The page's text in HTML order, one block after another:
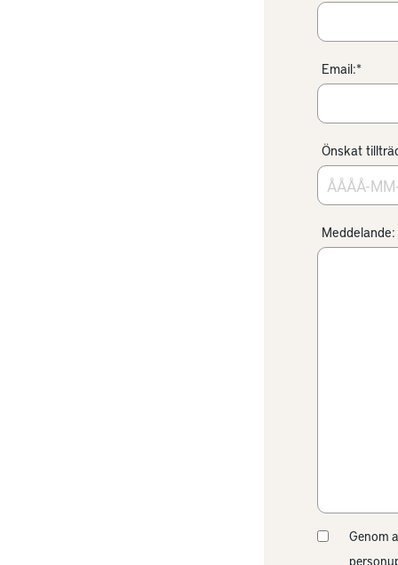
Email:*
Önskat
Meddelande:
Genom